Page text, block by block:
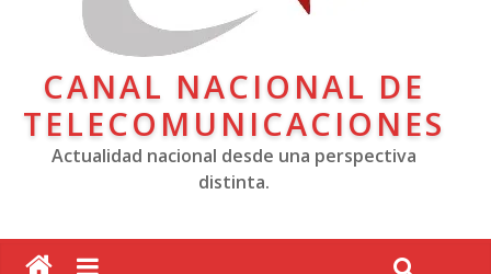
CANAL NACIONAL DE
TELECOMUNICACIONES
Actualidad nacional desde una perspectiva
distinta.